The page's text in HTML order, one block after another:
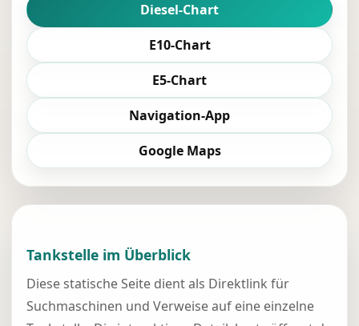
Diesel-Chart
E10-Chart
E5-Chart
Navigation-App
Google Maps
Tankstelle im Überblick
Diese statische Seite dient als Direktlink für
Suchmaschinen und Verweise auf eine einzelne